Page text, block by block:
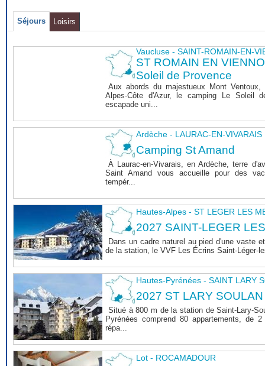
Séjours Loisirs
Vaucluse - SAINT-ROMAIN-EN-
ST ROMAIN EN
Soleil de Provence
Aux abords du majestueux Mont
Alpes-Côte d'Azur, le camping Le Soleil
escapade uni...
Ardèche - LAURAC-EN-VIVARAIS
Camping St Amand
À Laurac-en-Vivarais, en Ardèche, terre
Saint Amand vous accueille pour des
tempér...
Hautes-Alpes - ST LEGER LES
2027 SAINT-LEGER
Dans un cadre naturel au pied d'une vaste
de la station, le VVF Les Écrins Saint-Léger-
Hautes-Pyrénées - SAINT LARY
2027 ST LARY SOULAN
Situé à 800 m de la station de Saint-Lary-
Pyrénées comprend 80 appartements, de
répa...
Lot - ROCAMADOUR